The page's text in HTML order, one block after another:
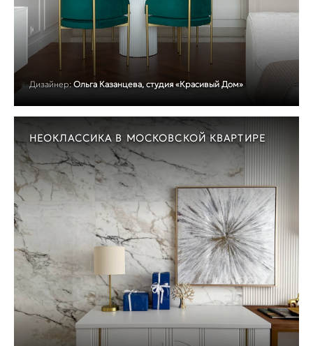
Дизайнер: Ольга Казанцева, студия «Красивый Дом»
НЕОКЛАССИКА В МОСКОВСКОЙ КВАРТИРЕ